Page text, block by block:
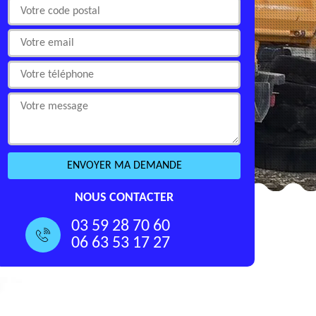
NOUS CONTACTER
03 59 28 70 60
06 63 53 17 27